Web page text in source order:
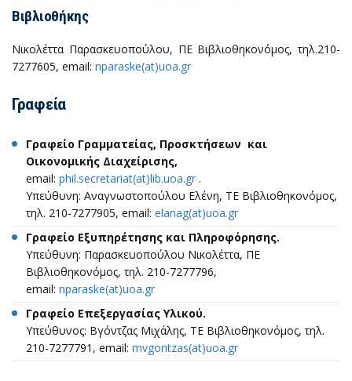
Βιβλιοθήκης
Νικολέττα Παρασκευοπούλου, ΠΕ Βιβλιοθηκονόμος, τηλ.210-
7277605, email: nparaske(at)uoa.gr
Γραφεία
Γραφείο Γραμματείας, Προσκτήσεων και
Οικονομικής Διαχείρισης,
email: phil.secretariat(at)lib.uoa.gr .
Υπεύθυνη: Αναγνωστοπούλου Ελένη, ΤΕ Βιβλιοθηκονόμος,
τηλ. 210-7277905, email: elanag(at)uoa.gr
Γραφείο Εξυπηρέτησης και Πληροφόρησης.
Υπεύθυνη: Παρασκευοπούλου Νικολέττα, ΠΕ
Βιβλιοθηκονόμος, τηλ. 210-7277796,
email: nparaske(at)uoa.gr
Γραφείο Επεξεργασίας Υλικού.
Υπεύθυνος: Βγόντζας Μιχάλης, TE Βιβλιοθηκονόμος, τηλ.
210-7277791, email: mvgontzas(at)uoa.gr